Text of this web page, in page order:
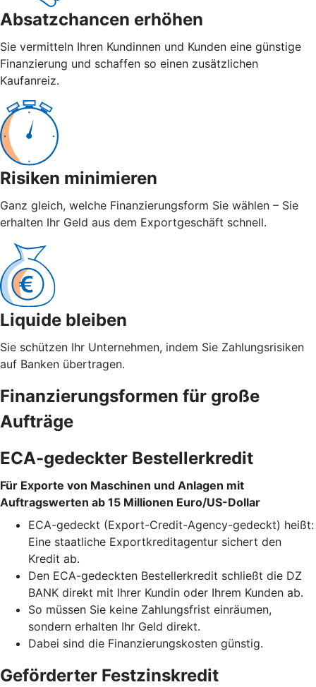
Absatzchancen erhöhen
Sie vermitteln Ihren Kundinnen und Kunden eine günstige
Finanzierung und schaffen so einen zusätzlichen
Kaufanreiz.
Risiken minimieren
Ganz gleich, welche Finanzierungsform Sie wählen – Sie
erhalten Ihr Geld aus dem Exportgeschäft schnell.
Liquide bleiben
Sie schützen Ihr Unternehmen, indem Sie Zahlungsrisiken
auf Banken übertragen.
Finanzierungsformen für große
Aufträge
ECA-gedeckter Bestellerkredit
Für Exporte von Maschinen und Anlagen mit
Auftragswerten ab 15 Millionen Euro/US-Dollar
ECA-gedeckt (Export-Credit-Agency-gedeckt) heißt:
Eine staatliche Exportkreditagentur sichert den
Kredit ab.
Den ECA-gedeckten Bestellerkredit schließt die DZ
BANK direkt mit Ihrer Kundin oder Ihrem Kunden ab.
So müssen Sie keine Zahlungsfrist einräumen,
sondern erhalten Ihr Geld direkt.
Dabei sind die Finanzierungskosten günstig.
Geförderter Festzinskredit